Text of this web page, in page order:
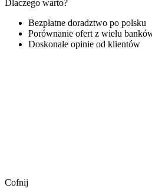
Dlaczego warto?
Bezpłatne doradztwo po polsku
Porównanie ofert z wielu
Doskonałe opinie od klientów
Cofnij